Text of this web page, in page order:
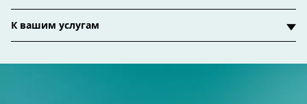
К вашим услугам